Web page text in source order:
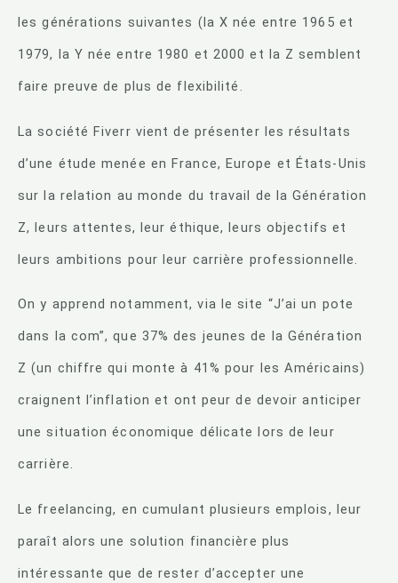
les générations suivantes (la X née entre 1965 et
1979, la Y née entre 1980 et 2000 et la Z semblent
faire preuve de plus de flexibilité.
La société Fiverr vient de présenter les résultats
d’une étude menée en France, Europe et États-Unis
sur la relation au monde du travail de la Génération
Z, leurs attentes, leur éthique, leurs objectifs et
leurs ambitions pour leur carrière professionnelle.
On y apprend notamment, via le site “J’ai un pote
dans la com”, que 37% des jeunes de la Génération
Z (un chiffre qui monte à 41% pour les Américains)
craignent l’inflation et ont peur de devoir anticiper
une situation économique délicate lors de leur
carrière.
Le freelancing, en cumulant plusieurs emplois, leur
paraît alors une solution financière plus
intéressante que de rester d’accepter une